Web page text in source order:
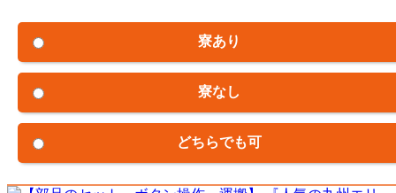
寮あり
寮なし
どちらでも可